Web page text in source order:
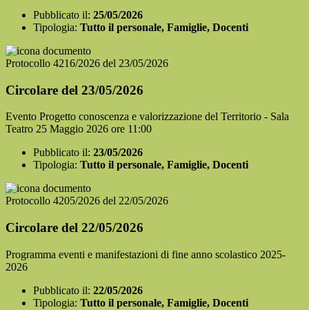
Pubblicato il: 25/05/2026
Tipologia: Tutto il personale, Famiglie, Docenti
Protocollo 4216/2026 del 23/05/2026
Circolare del 23/05/2026
Evento Progetto conoscenza e valorizzazione del Territorio - Sala
Teatro 25 Maggio 2026 ore 11:00
Pubblicato il: 23/05/2026
Tipologia: Tutto il personale, Famiglie, Docenti
Protocollo 4205/2026 del 22/05/2026
Circolare del 22/05/2026
Programma eventi e manifestazioni di fine anno scolastico 2025-
2026
Pubblicato il: 22/05/2026
Tipologia: Tutto il personale, Famiglie, Docenti